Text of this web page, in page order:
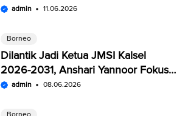
Kotabaru Targetkan Petani Panen 3
admin 11.06.2026
Borneo
Dilantik Jadi Ketua JMSI Kalsel
2026-2031, Anshari Yannoor Fokus
Verifikasi Perusahaan Pers
admin 08.06.2026